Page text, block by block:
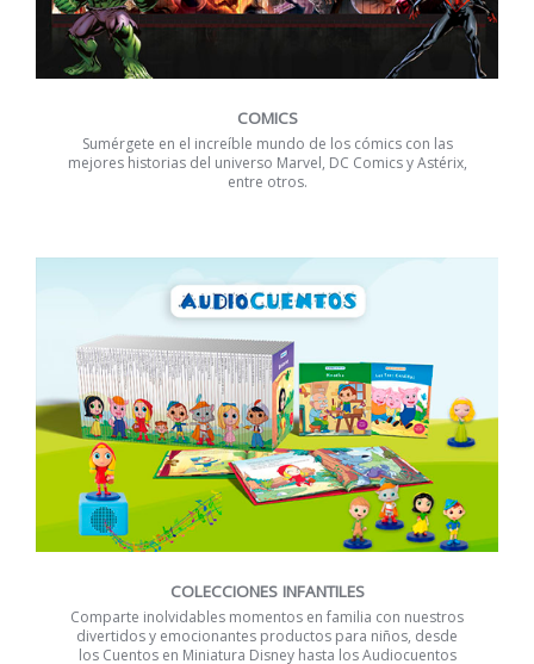
COMICS
Sumérgete en el increíble mundo de los cómics con las
mejores historias del universo Marvel, DC Comics y Astérix,
entre otros.
COLECCIONES INFANTILES
Comparte inolvidables momentos en familia con nuestros
divertidos y emocionantes productos para niños, desde
los Cuentos en Miniatura Disney hasta los Audiocuentos